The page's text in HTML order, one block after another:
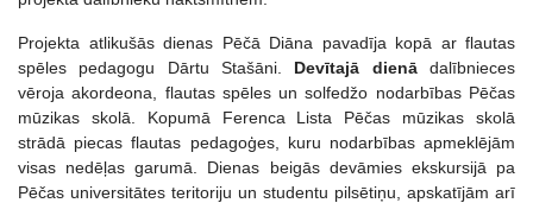
Projekta atlikušās dienas Pēčā Diāna pavadīja kopā ar flautas
spēles pedagogu Dārtu Stašāni. Devītajā dienādalībnieces
vēroja akordeona, flautas spēles un solfedžo nodarbības Pēčas
mūzikas skolā. Kopumā Ferenca Lista Pēčas mūzikas skolā
strādā piecas flautas pedagoģes, kuru nodarbības apmeklējām
visas nedēļas garumā. Dienas beigās devāmies ekskursijā pa
Pēčas universitātes teritoriju un studentu pilsētiņu, apskatījām arī